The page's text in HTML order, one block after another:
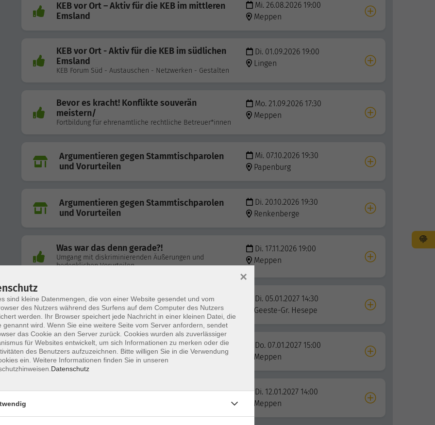
KEB vor Ort – Aktiv für die KEB im mittleren
Emsland
Mi. 26.08.2026 19:00
Meppen
KEB vor Ort - Aktiv für die KEB im südlichen
Emsland
KEB Forum Süd - Austauschen - Netzwerken - Gestalten
Di. 01.09.2026 19:00
Lingen
Bevor es kracht! Konflikte souverän
meistern/
Fortbildung für ehrenamtliche rechtliche Betreuer*innen
Mo. 21.09.2026 17:30
Meppen
Argumentieren gegen Stammtischparolen
und Vorurteilen
Mi. 07.10.2026 19:30
Papenburg
Argumentieren gegen Stammtischparolen
und Vorurteilen
Di. 20.10.2026 19:30
Renkenberge
Was war das denn gerade?!
Umgang mit diskriminierenden Äußerungen und
bedenklichen Vorurteilen
Di. 17.11.2026 19:00
Meppen
Seniorengesprächskreis "leben, loben,
lachen"
Di. 05.01.2027 14:30
Geeste-Gr. Hesepe
Schritte für eine soziale Welt
Gemeinsam sich stärken, stützen und füreinander da sein
Do. 07.01.2027 15:00
Meppen
Di. 12.01.2027 14:00
Meppen
sind kleine Datenmengen, die von einer Website gesendet und vom
des Nutzers während des Surfens auf dem Computer des Nutzers
werden. Ihr Browser speichert jede Nachricht in einer kleinen Datei, die
genannt wird. Wenn Sie eine weitere Seite vom Server anfordern, sendet
das Cookie an den Server zurück. Cookies wurden als zuverlässiger
für Websites entwickelt, um sich Informationen zu merken oder die
des Benutzers aufzuzeichnen. Bitte willigen Sie in die Verwendung
ein. Weitere Informationen finden Sie in unseren
Datenschutz
×